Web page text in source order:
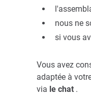
nous ne
si vous
Vous avez
adaptée à
via le chat .